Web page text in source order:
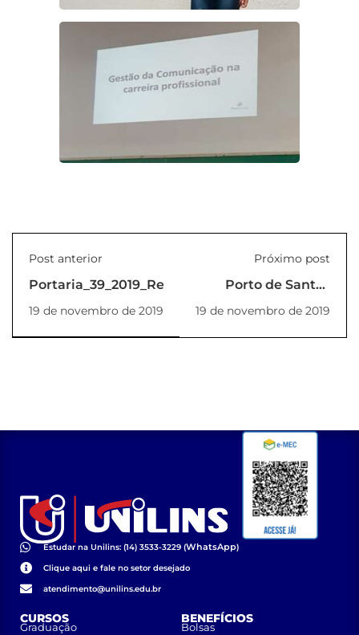
Post anterior
Portaria_39_2019_Reitoria
19 de novembro de 2019
Próximo post
Porto de Santos
recebe grupo de
19 de novembro de 2019
Estudar na Unilins: (14) 3533-3229 (WhatsApp)
Clique aqui e fale no setor desejado
atendimento@unilins.edu.br
CURSOS
Graduação
BENEFÍCIOS
Bolsas